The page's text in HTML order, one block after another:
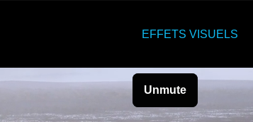
EFFETS VISUELS